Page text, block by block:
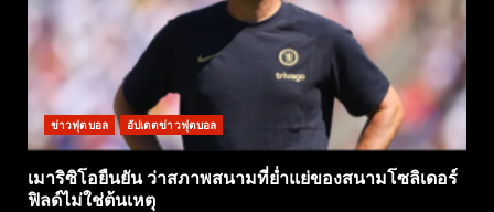
ข่าวฟุตบอล อัปเดตข่าวฟุตบอล
เมาริซิโอยืนยัน ว่าสภาพสนามที่ย่ำแย่ของสนามโซลิเดอร์
ฟิลด์ไม่ใช่ต้นเหตุ